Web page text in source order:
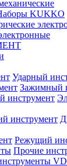
KUKKO
Ударный
Зажимный
Режущий
Прочие